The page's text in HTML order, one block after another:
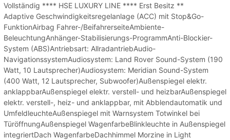
Vollständig **** HSE LUXURY LINE **** Erst Besitz **
Adaptive Geschwindigkeitsregelanlage (ACC) mit Stop&Go-
FunktionAirbag Fahrer-/BeifahrerseiteAmbiente-
BeleuchtungAnhänger-Stabilisierungs-ProgrammAnti-Blockier-
System (ABS)Antriebsart: AllradantriebAudio-
NavigationssystemAudiosystem: Land Rover Sound-System (190
Watt, 10 Lautsprecher)Audiosystem: Meridian Sound-System
(400 Watt, 12 Lautsprecher, Subwoofer)Außenspiegel elektr.
anklappbarAußenspiegel elektr. verstell- und heizbarAußenspiegel
elektr. verstell-, heiz- und anklappbar, mit Abblendautomatik und
UmfeldleuchteAußenspiegel mit Warnsystem Totwinkel bei
TüröffnungAußenspiegel WagenfarbeBlinkleuchte in Außenspiegel
integriertDach WagenfarbeDachhimmel Morzine in Light